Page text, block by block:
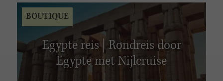
Egypte reis | Rondreis door
Egypte met Nijlcruise
BOUTIQUE